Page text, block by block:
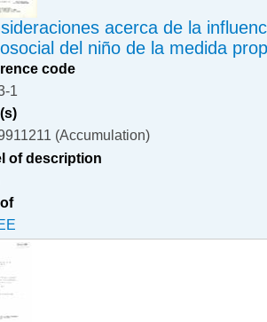
acerca de la
del niño de la medida
code
1
(Accumulation)
of description